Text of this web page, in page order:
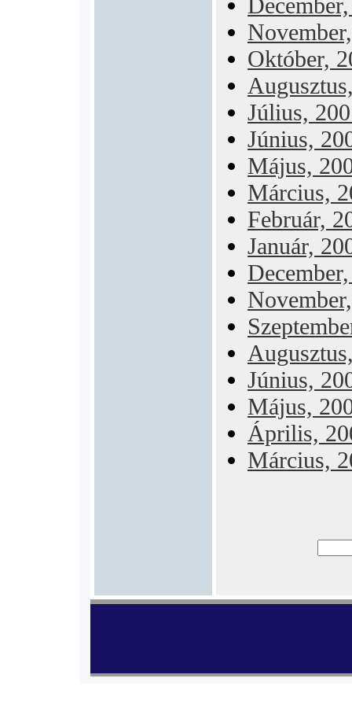
Október,
Július,
Június,
Május,
Március,
Február,
Január,
Június,
Május,
Április,
Március,